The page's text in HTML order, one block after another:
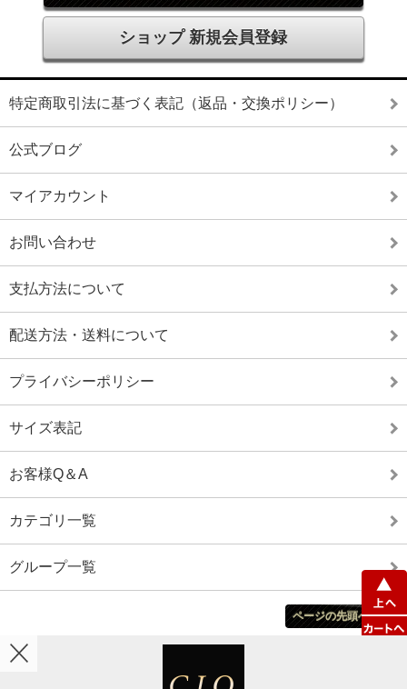
ショップ 新規会員登録
特定商取引法に基づく表記（返品・交換ポリシー）
公式ブログ
マイアカウント
お問い合わせ
支払方法について
配送方法・送料について
プライバシーポリシー
サイズ表記
お客様Q＆A
カテゴリ一覧
グループ一覧
ページの先頭へ戻る